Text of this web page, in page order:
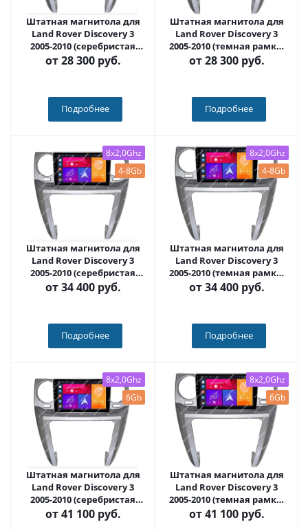
Штатная магнитола для
Land Rover Discovery 3
2005-2010 (серебристая
рамка) на Android 10 -
Carmedia SF-9703-2-IJ
от28 300 руб.
Подробнее
Штатная магнитола для
Land Rover Discovery 3
2005-2010 (темная рамка)
на Android 10 - Carmedia
SF-9703-1-IJ
от28 300 руб.
Подробнее
8x2,0Ghz
4-8Gb
Штатная магнитола для
Land Rover Discovery 3
2005-2010 (серебристая
рамка) на Android 12 (14),
(QLED/2K) - Carmedia SF-
от34 400 руб.
Подробнее
8x2,0Ghz
4-8Gb
Штатная магнитола для
Land Rover Discovery 3
2005-2010 (темная рамка)
на Android 12 (14),
(QLED/2K) - Carmedia SF-
от34 400 руб.
Подробнее
8x2,0Ghz
6Gb
Штатная магнитола для
Land Rover Discovery 3
2005-2010 (серебристая
рамка) на Android 10, DSP,
HDMI, Интерьерная
от41 100 руб.
8x2,0Ghz
6Gb
Штатная магнитола для
Land Rover Discovery 3
2005-2010 (темная рамка)
на Android 10, DSP, HDMI,
Интерьерная подсветка -
от41 100 руб.